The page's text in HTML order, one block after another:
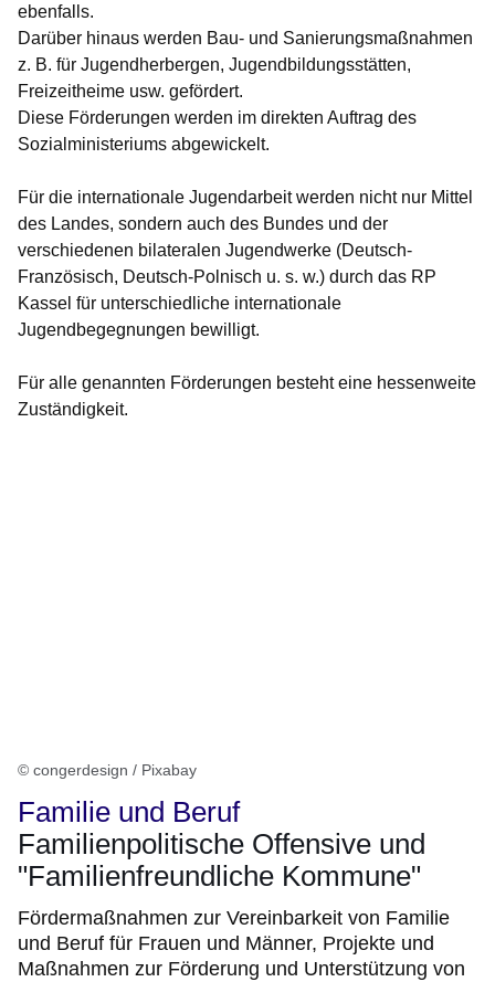
ebenfalls.
Darüber hinaus werden Bau- und Sanierungsmaßnahmen
z. B. für Jugendherbergen, Jugendbildungsstätten,
Freizeitheime usw. gefördert.
Diese Förderungen werden im direkten Auftrag des
Sozialministeriums abgewickelt.
Für die internationale Jugendarbeit werden nicht nur Mittel
des Landes, sondern auch des Bundes und der
verschiedenen bilateralen Jugendwerke (Deutsch-
Französisch, Deutsch-Polnisch u. s. w.) durch das RP
Kassel für unterschiedliche internationale
Jugendbegegnungen bewilligt.
Für alle genannten Förderungen besteht eine hessenweite
Zuständigkeit.
© congerdesign / Pixabay
Familie und Beruf
Familienpolitische Offensive und
"Familienfreundliche Kommune"
Fördermaßnahmen zur Vereinbarkeit von Familie
und Beruf für Frauen und Männer, Projekte und
Maßnahmen zur Förderung und Unterstützung von